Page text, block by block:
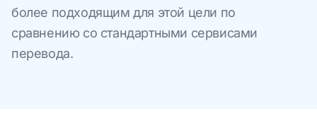
более подходящим для этой цели по
сравнению со стандартными сервисами
перевода.